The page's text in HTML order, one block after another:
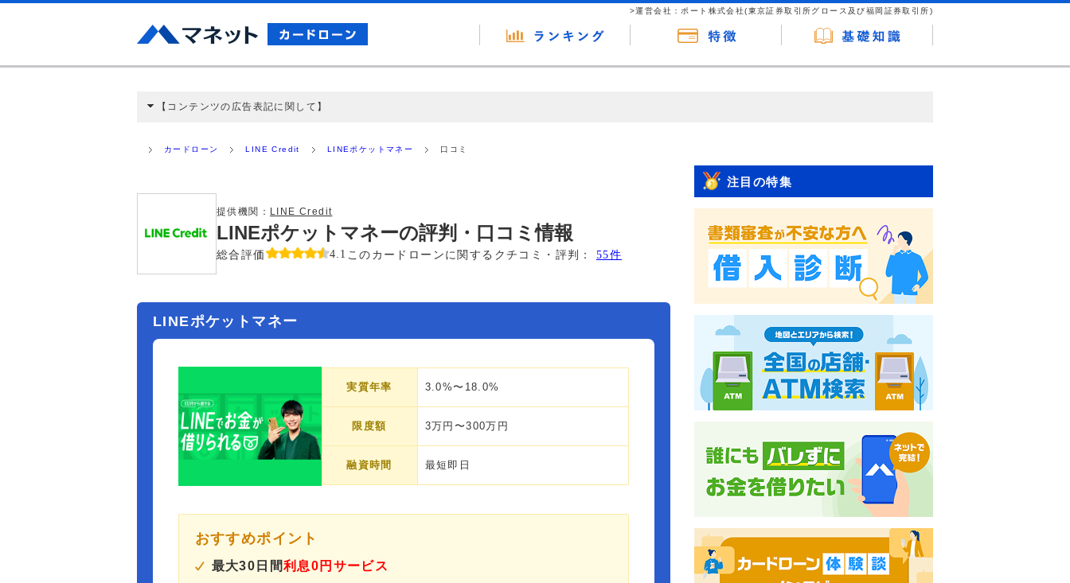
>運営会社：ポート株式会社(東京証券取引所グロース及び福岡証券取引所)
【コンテンツの広告表記に関して】
ミ収集などに基づき、公平性を担保した情報提供を行っています。
カードローン LINE Credit LINEポケットマネー 口コミ
提供機関： LINE Credit
LINEポケットマネーの評判・口コミ情報
総合評価 4.1 このカードローンに関するクチコミ・評判： 55件
LINEポケットマネー
実質年率 3.0%〜18.0%
限度額 3万円〜300万円
融資時間 最短即日
おすすめポイント
最大30日間利息0円サービス
注目の特集